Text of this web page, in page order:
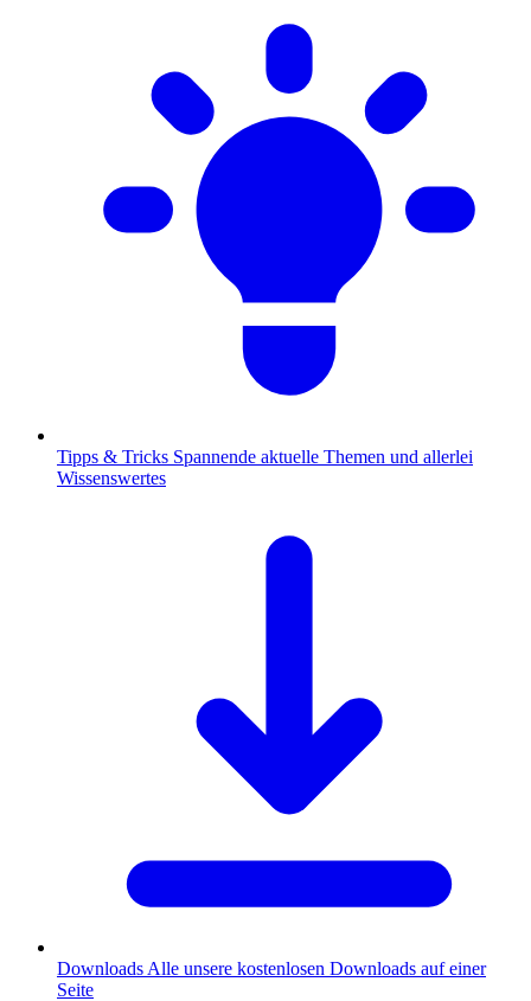
Tipps & Tricks Spannende aktuelle Themen und allerlei
Wissenswertes
Downloads Alle unsere kostenlosen Downloads auf einer
Seite